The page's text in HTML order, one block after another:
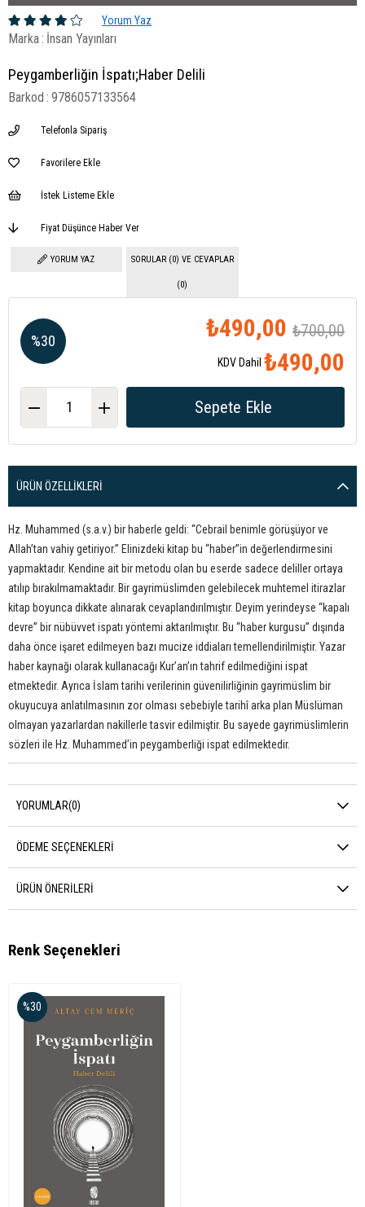
Yorum Yaz
Marka : İnsan Yayınları
Peygamberliğin İspatı;Haber Delili
Barkod : 9786057133564
Telefonla Sipariş
Favorilere Ekle
İstek Listeme Ekle
Fiyat Düşünce Haber Ver
YORUM YAZ SORULAR (0) VE CEVAPLAR
(0)
%30
İndirim
₺700,00
₺490,00
KDV Dahil ₺490,00
ÜRÜN ÖZELLIKLERI
Hz. Muhammed (s.a.v.) bir haberle geldi: “Cebrail benimle görüşüyor ve
Allahʼtan vahiy getiriyor.” Elinizdeki kitap bu “haber”in değerlendirmesini
yapmaktadır. Kendine ait bir metodu olan bu eserde sadece deliller ortaya
atılıp bırakılmamaktadır. Bir gayrimüslimden gelebilecek muhtemel itirazlar
kitap boyunca dikkate alınarak cevaplandırılmıştır. Deyim yerindeyse “kapalı
devre” bir nübüvvet ispatı yöntemi aktarılmıştır. Bu “haber kurgusu” dışında
daha önce işaret edilmeyen bazı mucize iddiaları temellendirilmiştir. Yazar
haber kaynağı olarak kullanacağı Kurʼanʼın tahrif edilmediğini ispat
etmektedir. Ayrıca İslam tarihi verilerinin güvenilirliğinin gayrimüslim bir
okuyucuya anlatılmasının zor olması sebebiyle tarihî arka plan Müslüman
olmayan yazarlardan nakillerle tasvir edilmiştir. Bu sayede gayrimüslimlerin
sözleri ile Hz. Muhammedʼin peygamberliği ispat edilmektedir.
YORUMLAR(0)
ÖDEME SEÇENEKLERI
ÜRÜN ÖNERILERI
Renk Seçenekleri
%30